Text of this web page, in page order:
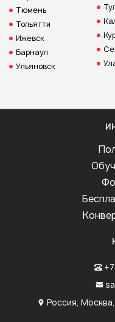
Тюмень
Тольятти
Ижевск
Барнаул
Ульяновск
Россия,